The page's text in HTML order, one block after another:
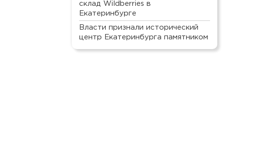
склад Wildberries в
Екатеринбурге
Власти признали исторический
центр Екатеринбурга памятником